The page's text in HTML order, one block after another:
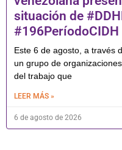
situación de
#196PeríodoCIDH
Este 6 de agosto, a través
un grupo de
del trabajo que
LEER MÁS »
6 de agosto de 2026